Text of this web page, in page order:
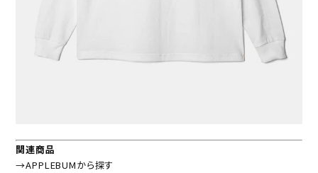
関連商品
→APPLEBUMから探す